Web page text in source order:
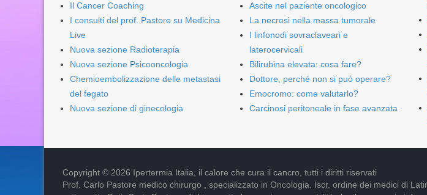
Il Cancer Coaching
I consulti del prof. Pastore su Medicina
Live
Nuova sezione Radioterapia
Nuova sezione Psicooncologia
Chemioembolizzazione delle metastasi
del fegato
Nuova sezione di ginecologia
Ascite nel paziente oncologico
La necrosi nella massa tumorale
I linfonodi sovraclaveari e
laterocervicali
Bilirubina elevata: cosa fare?
Dottore, perché non si può operare?
Emocromo: come valutarlo?
Carcinosi peritoneale in fase avanzata
Copyright © 2026 Ipertermia Italia, il calore che cura il cancro, tutti i diritti riservati
Prof. Carlo Pastore medico chirurgo , specializzato in Oncologia. Iscr. ordine dei medici di